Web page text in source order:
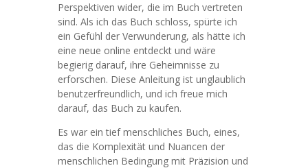
Perspektiven wider, die im Buch vertreten
sind. Als ich das Buch schloss, spürte ich
ein Gefühl der Verwunderung, als hätte ich
eine neue online entdeckt und wäre
begierig darauf, ihre Geheimnisse zu
erforschen. Diese Anleitung ist unglaublich
benutzerfreundlich, und ich freue mich
darauf, das Buch zu kaufen.
Es war ein tief menschliches Buch, eines,
das die Komplexität und Nuancen der
menschlichen Bedingung mit Präzision und